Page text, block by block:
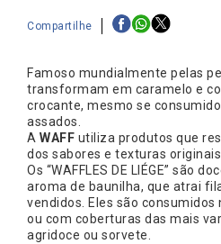
Compartilhe
Famoso mundialmente pelas
transformam em caramelo e
crocante, mesmo se
assados.
A WAFF utiliza produtos que
dos sabores e texturas
Os “WAFFLES DE LIÉGE” são
aroma de baunilha, que atrai
vendidos. Eles são consumidos
ou com coberturas das mais
agridoce ou sorvete.